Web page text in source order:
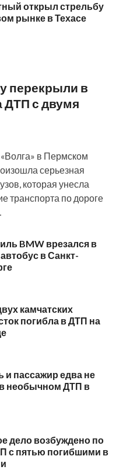
открыл стрельбу
рынке в Техасе
перекрыли в
ДТП с двумя
в Пермском
серьезная
которая унесла
транспорта по дороге
BMW врезался в
в Санкт-
камчатских
погибла в ДТП на
и пассажир едва не
необычном ДТП в
дело возбуждено по
с пятью погибшими в